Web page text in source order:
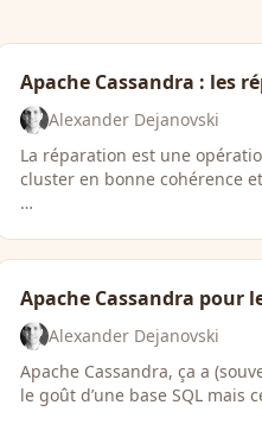
Apache Cassandra : les
Alexander Dejanovski
La réparation est une
cluster en bonne cohérence
…
Apache Cassandra pour
Alexander Dejanovski
Apache Cassandra, ça a
le goût d’une base SQL mais